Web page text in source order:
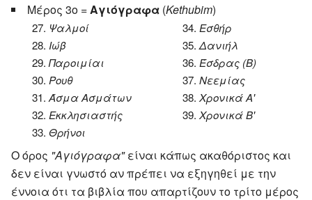
Μέρος 3ο = Αγιόγραφα (Kethubim)
27. Ψαλμοί
28. Ιώβ
29.Παροιμίαι
30. Ρουθ
31.Άσμα Ασμάτων
32. Εκκλησιαστής
33.Θρήνοι
34. Εσθήρ
35. Δανιήλ
36. Έσδρας (Β)
37. Νεεμίας
38. Χρονικά Α'
39. Χρονικά Β'
Ο όρος "Αγιόγραφα"είναι κάπως ακαθόριστος και
δεν είναι γνωστό αν πρέπει να εξηγηθεί με την
έννοια ότι τα βιβλία που απαρτίζουν το τρίτο μέρος